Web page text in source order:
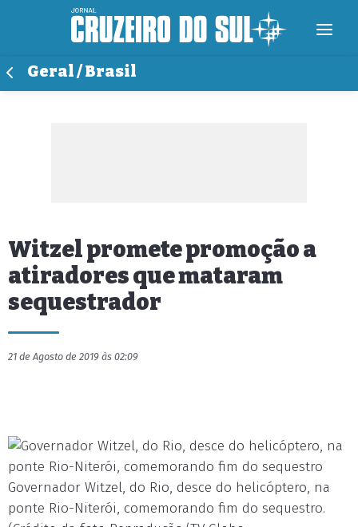
Geral / Brasil
Witzel promete promoção a
atiradores que mataram
sequestrador
21 de Agosto de 2019 às 02:09
Governador Witzel, do Rio, desce do helicóptero, na
ponte Rio-Niterói, comemorando fim do sequestro.